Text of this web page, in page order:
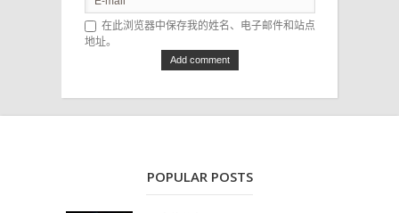
在此浏览器中保存我的姓名、电子邮件和站点
地址。
POPULAR POSTS